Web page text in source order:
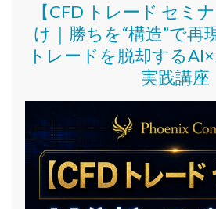
【CFD トレード セミナ
け｜ 勝ちを“構造”で
トレードを脱却する
実践講座